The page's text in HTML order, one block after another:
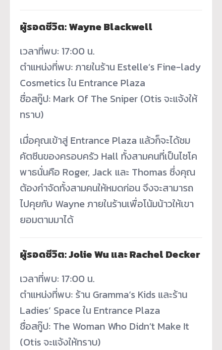
ผู้รอดชีวิต: Wayne Blackwell
เวลาที่พบ: 17:00 น.
ตำแหน่งที่พบ: ภายในร้าน Estelle’s Fine-lady
Cosmetics ใน Entrance Plaza
ชื่อสกู๊ป: Mark Of The Sniper (Otis จะแจ้งให้
ทราบ)
เมื่อคุณเข้าสู่ Entrance Plaza แล้วก็จะได้ชม
คัตซีนของครอบครัว Hall ทั้งสามคนที่เป็นไซโค
พาธนั่นคือ Roger, Jack และ Thomas ซึ่งคุณ
ต้องกำจัดทั้งสามคนให้หมดก่อน จึงจะสามารถ
ไปคุยกับ Wayne ภายในร้านเพื่อโน้มน้าวให้เขา
ยอมตามมาได้
ผู้รอดชีวิต: Jolie Wu และ Rachel Decker
เวลาที่พบ: 17:00 น.
ตำแหน่งที่พบ: ร้าน Gramma’s Kids และร้าน
Ladies’ Space ใน Entrance Plaza
ชื่อสกู๊ป: The Woman Who Didn’t Make It
(Otis จะแจ้งให้ทราบ)